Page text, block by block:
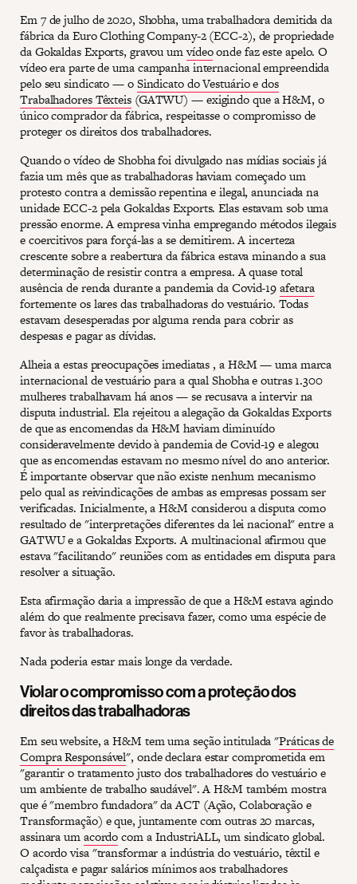
Em 7 de julho de 2020, Shobha, uma trabalhadora demitida da
fábrica da Euro Clothing Company-2 (ECC-2), de propriedade
da Gokaldas Exports, gravou umvídeoonde faz este apelo. O
vídeo era parte de uma campanha internacional empreendida
pelo seu sindicato — oSindicato do Vestuário e dos
Trabalhadores Têxteis(GATWU) — exigindo que a H&M, o
único comprador da fábrica, respeitasse o compromisso de
proteger os direitos dos trabalhadores.
Quando o vídeo de Shobha foi divulgado nas mídias sociais já
fazia um mês que as trabalhadoras haviam começado um
protesto contra a demissão repentina e ilegal, anunciada na
unidade ECC-2 pela Gokaldas Exports. Elas estavam sob uma
pressão enorme. A empresa vinha empregando métodos ilegais
e coercitivos para forçá-las a se demitirem. A incerteza
crescente sobre a reabertura da fábrica estava minando a sua
determinação de resistir contra a empresa. A quase total
ausência de renda durante a pandemia da Covid-19afetara
fortemente os lares das trabalhadoras do vestuário. Todas
estavam desesperadas por alguma renda para cobrir as
despesas e pagar as dívidas.
Alheia a estas preocupações imediatas , a H&M — uma marca
internacional de vestuário para a qual Shobha e outras 1.300
mulheres trabalhavam há anos — se recusava a intervir na
disputa industrial. Ela rejeitou a alegação da Gokaldas Exports
de que as encomendas da H&M haviam diminuído
consideravelmente devido à pandemia de Covid-19 e alegou
que as encomendas estavam no mesmo nível do ano anterior.
É importante observar que não existe nenhum mecanismo
pelo qual as reivindicações de ambas as empresas possam ser
verificadas. Inicialmente, a H&M considerou a disputa como
resultado de "interpretações diferentes da lei nacional" entre a
GATWU e a Gokaldas Exports. A multinacional afirmou que
estava "facilitando" reuniões com as entidades em disputa para
resolver a situação.
Esta afirmação daria a impressão de que a H&M estava agindo
além do que realmente precisava fazer, como uma espécie de
favor às trabalhadoras.
Nada poderia estar mais longe da verdade.
Violar o compromisso com a proteção dos
direitos das trabalhadoras
Em seu website, a H&M tem uma seção intitulada "Práticas de
Compra Responsável", onde declara estar comprometida em
"garantir o tratamento justo dos trabalhadores do vestuário e
um ambiente de trabalho saudável". A H&M também mostra
que é "membro fundadora" da ACT (Ação, Colaboração e
Transformação) e que, juntamente com outras 20 marcas,
assinara umacordocom a IndustriALL, um sindicato global.
O acordo visa "transformar a indústria do vestuário, têxtil e
calçadista e pagar salários mínimos aos trabalhadores